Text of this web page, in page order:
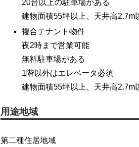
20台以上の駐車場がある
建物面積55坪以上、天井高2.7m
複合テナント物件
夜2時まで営業可能
無料駐車場がある
1階以外はエレベータ必須
建物面積55坪以上、天井高2.7m
用途地域
第二種住居地域